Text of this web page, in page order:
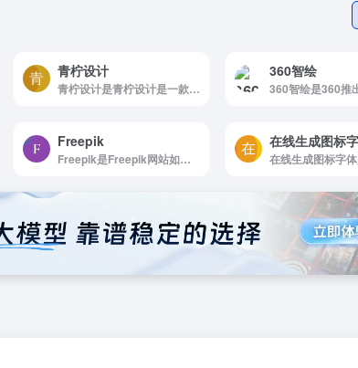
青柠设计
青柠设计是青柠设计是一款免费在线设计工具，模板素材众多，操作简单，为方便广大用户...
360智绘
Freepik
Freepik是Freepik网站如何使用 浏览...
在线生成图标